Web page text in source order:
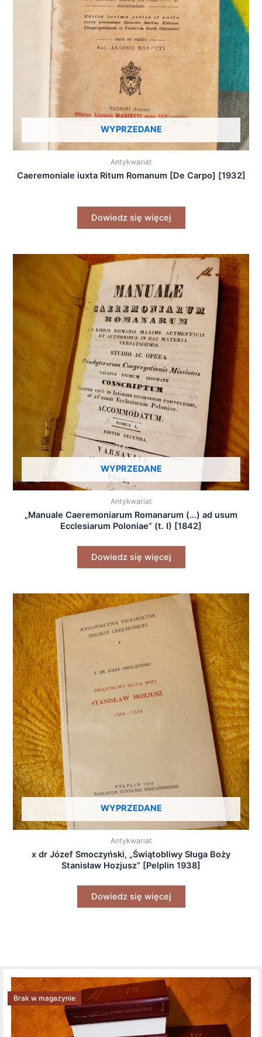
WYPRZEDANE
Antykwariat
Caeremoniale iuxta Ritum Romanum [De Carpo] [1932]
Dowiedz się więcej
WYPRZEDANE
Antykwariat
„Manuale Caeremoniarum Romanarum (…) ad usum
Ecclesiarum Poloniae” (t. I) [1842]
Dowiedz się więcej
WYPRZEDANE
Antykwariat
x dr Józef Smoczyński, „Świątobliwy Sługa Boży
Stanisław Hozjusz” [Pelplin 1938]
Dowiedz się więcej
Brak w magazynie